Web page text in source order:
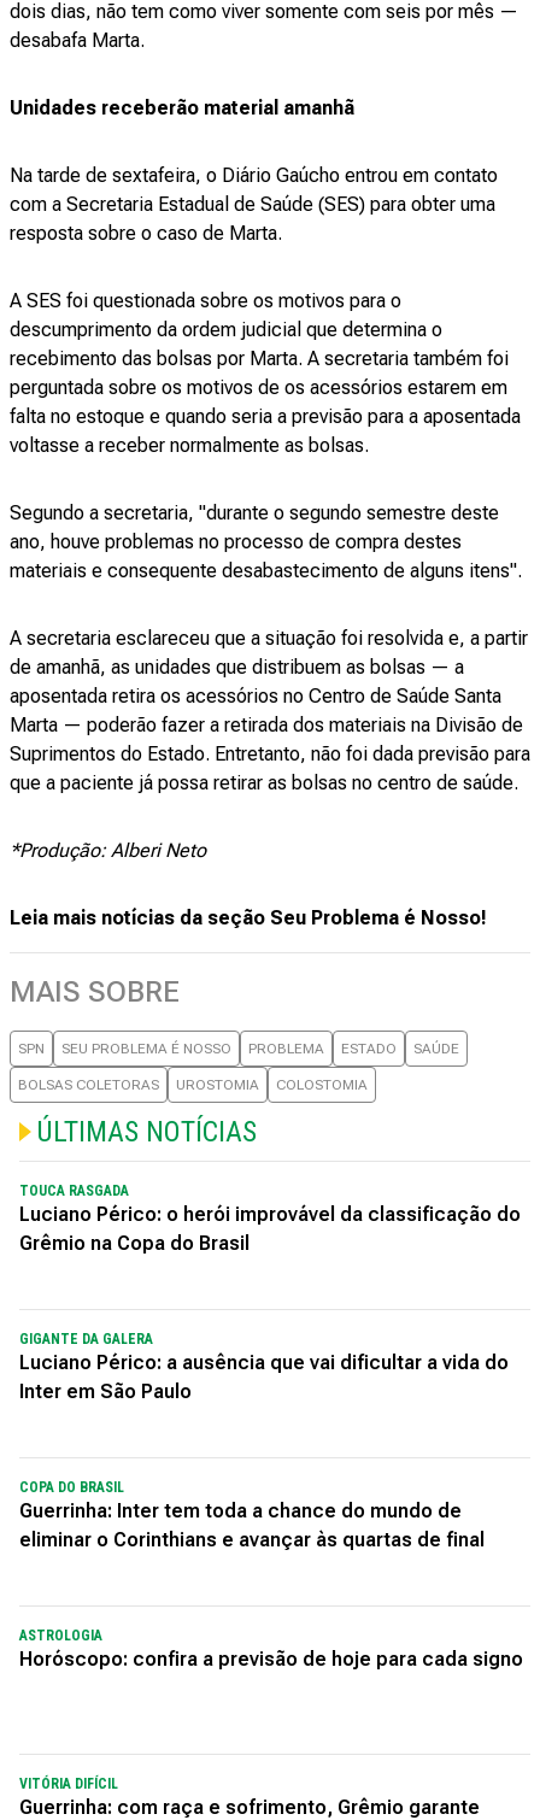
dois dias, não tem como viver somente com seis por mês —
desabafa Marta.
Unidades receberão material amanhã
Na tarde de sextafeira, o Diário Gaúcho entrou em contato
com a Secretaria Estadual de Saúde (SES) para obter uma
resposta sobre o caso de Marta.
A SES foi questionada sobre os motivos para o
descumprimento da ordem judicial que determina o
recebimento das bolsas por Marta. A secretaria também foi
perguntada sobre os motivos de os acessórios estarem em
falta no estoque e quando seria a previsão para a aposentada
voltasse a receber normalmente as bolsas.
Segundo a secretaria, "durante o segundo semestre deste
ano, houve problemas no processo de compra destes
materiais e consequente desabastecimento de alguns itens".
A secretaria esclareceu que a situação foi resolvida e, a partir
de amanhã, as unidades que distribuem as bolsas — a
aposentada retira os acessórios no Centro de Saúde Santa
Marta — poderão fazer a retirada dos materiais na Divisão de
Suprimentos do Estado. Entretanto, não foi dada previsão para
que a paciente já possa retirar as bolsas no centro de saúde.
*Produção: Alberi Neto
Leia mais notícias da seção Seu Problema é Nosso!
MAIS SOBRE
SPN SEU PROBLEMA É NOSSO PROBLEMA ESTADO SAÚDE
BOLSAS COLETORAS UROSTOMIA COLOSTOMIA
ÚLTIMAS NOTÍCIAS
TOUCA RASGADA
Luciano Périco: o herói improvável da classificação do
Grêmio na Copa do Brasil
GIGANTE DA GALERA
Luciano Périco: a ausência que vai dificultar a vida do
Inter em São Paulo
COPA DO BRASIL
Guerrinha: Inter tem toda a chance do mundo de
eliminar o Corinthians e avançar às quartas de final
ASTROLOGIA
Horóscopo: confira a previsão de hoje para cada signo
VITÓRIA DIFÍCIL
Guerrinha: com raça e sofrimento, Grêmio garante